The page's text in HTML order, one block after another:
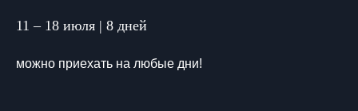
11 – 18 июля | 8 дней
можно приехать на любые дни!